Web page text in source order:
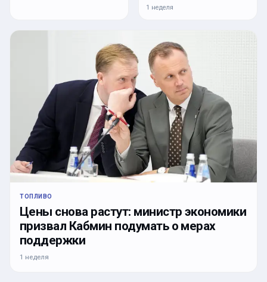
1 неделя
ТОПЛИВО
Цены снова растут: министр экономики
призвал Кабмин подумать о мерах
поддержки
1 неделя